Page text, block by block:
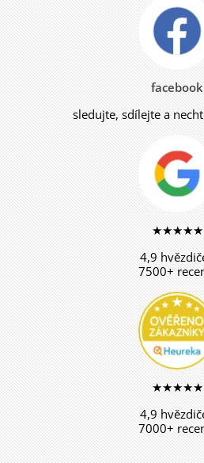
facebook
sledujte, sdílejte a
★★★★★
4,9
7500+
★★★★★
4,9
7000+